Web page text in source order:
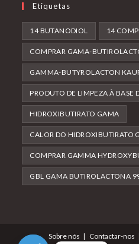
Etiquetas
14 BUTANODIOL 14
COMPRAR GAMA-
GAMMA-BUTYROLACTON
PRODUTO DE LIMPEZA À
HIDROXIBUTIRATO GAMA
CALOR DO HIDROXIBUTIRATO
COMPRAR GAMMA
GBL GAMA BUTIROLACTONA
Sobre nós Contactar-nos